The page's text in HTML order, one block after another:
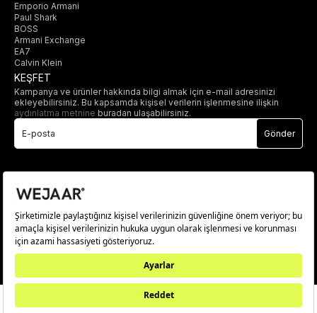
Emporio Armani
Paul Shark
BOSS
Armani Exchange
EA7
Calvin Klein
KEŞFET
Kampanya ve ürünler hakkında bilgi almak için e-mail adresinizi
ekleyebilirsiniz. Bu kapsamda kişisel verilerin işlenmesine ilişkin
aydınlatma metnine buradan ulaşabilirsiniz.
Gönder
© 2025 wejaar.com.tr. tüm hakları saklıdır.